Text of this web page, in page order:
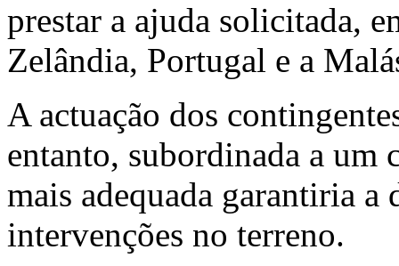
prestar a ajuda solicitada,
Zelândia, Portugal e a
A actuação dos
entanto, subordinada a um
mais adequada garantiria a
intervenções no terreno.